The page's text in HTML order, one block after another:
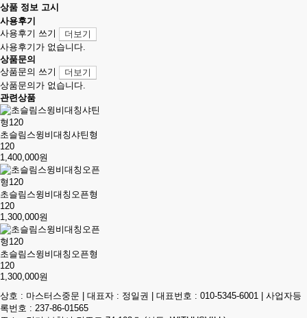
상품 정보 고시
사용후기
사용후기 쓰기
더보기
사용후기가 없습니다.
상품문의
상품문의 쓰기
더보기
상품문의가 없습니다.
관련상품
초슬림스윙비대칭샤틴형
120
1,400,000원
초슬림스윙비대칭오픈형
120
1,300,000원
초슬림스윙비대칭오픈형
120
1,300,000원
상호 : 마스터스중문 | 대표자 : 정일권 | 대표번호 : 010-5345-6001 | 사업자등
록번호 : 237-86-01565